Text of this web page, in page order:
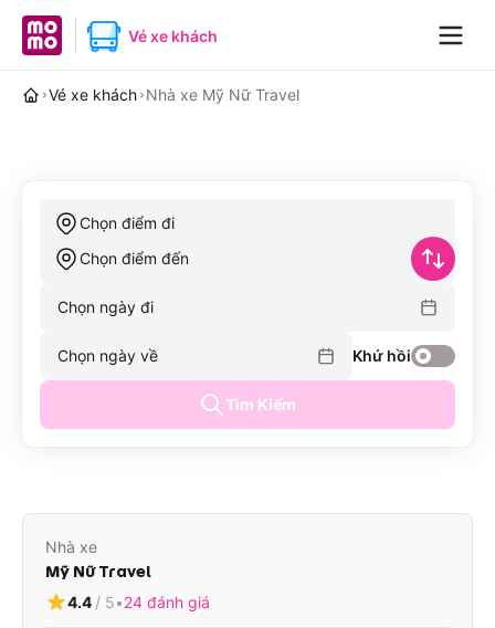
MoMo home pageVé xe khách
Vé xe khách Nhà xe Mỹ Nữ Travel
Chọn điểm đi
Chọn điểm đến
Chọn ngày đi
Khứ hồi
Chọn ngày về
Tìm Kiếm
Nhà xe
Mỹ Nữ Travel
4.4 / 5•24 đánh giá